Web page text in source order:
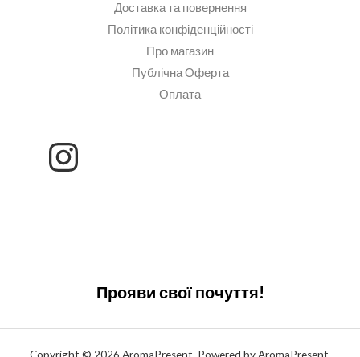
Доставка та повернення
Політика конфіденційності
Про магазин
Публічна Оферта
Оплата
Прояви свої почуття!